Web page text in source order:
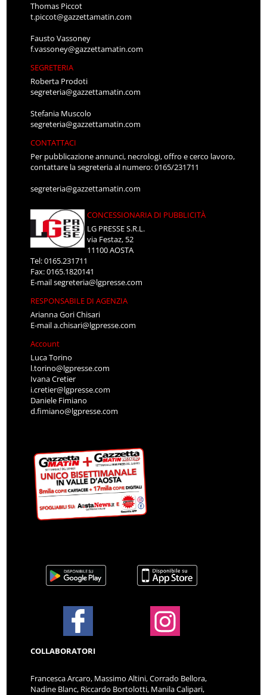
Thomas Piccot
t.piccot@gazzettamatin.com
Fausto Vassoney
f.vassoney@gazzettamatin.com
SEGRETERIA
Roberta Prodoti
segreteria@gazzettamatin.com
Stefania Muscolo
segreteria@gazzettamatin.com
CONTATTACI
Per pubblicazione annunci, necrologi, offro e cerco lavoro,
contattare la segreteria al numero: 0165/231711
segreteria@gazzettamatin.com
CONCESSIONARIA DI PUBBLICITÀ
LG PRESSE S.R.L.
via Festaz, 52
11100 AOSTA
Tel: 0165.231711
Fax: 0165.1820141
E-mailsegreteria@lgpresse.com
RESPONSABILE DI AGENZIA
Arianna Gori Chisari
E-maila.chisari@lgpresse.com
Account
Luca Torino
l.torino@lgpresse.com
Ivana Cretier
i.cretier@lgpresse.com
Daniele Fimiano
d.fimiano@lgpresse.com
COLLABORATORI
Francesca Arcaro, Massimo Altini, Corrado Bellora,
Nadine Blanc, Riccardo Bortolotti, Manila Calipari,